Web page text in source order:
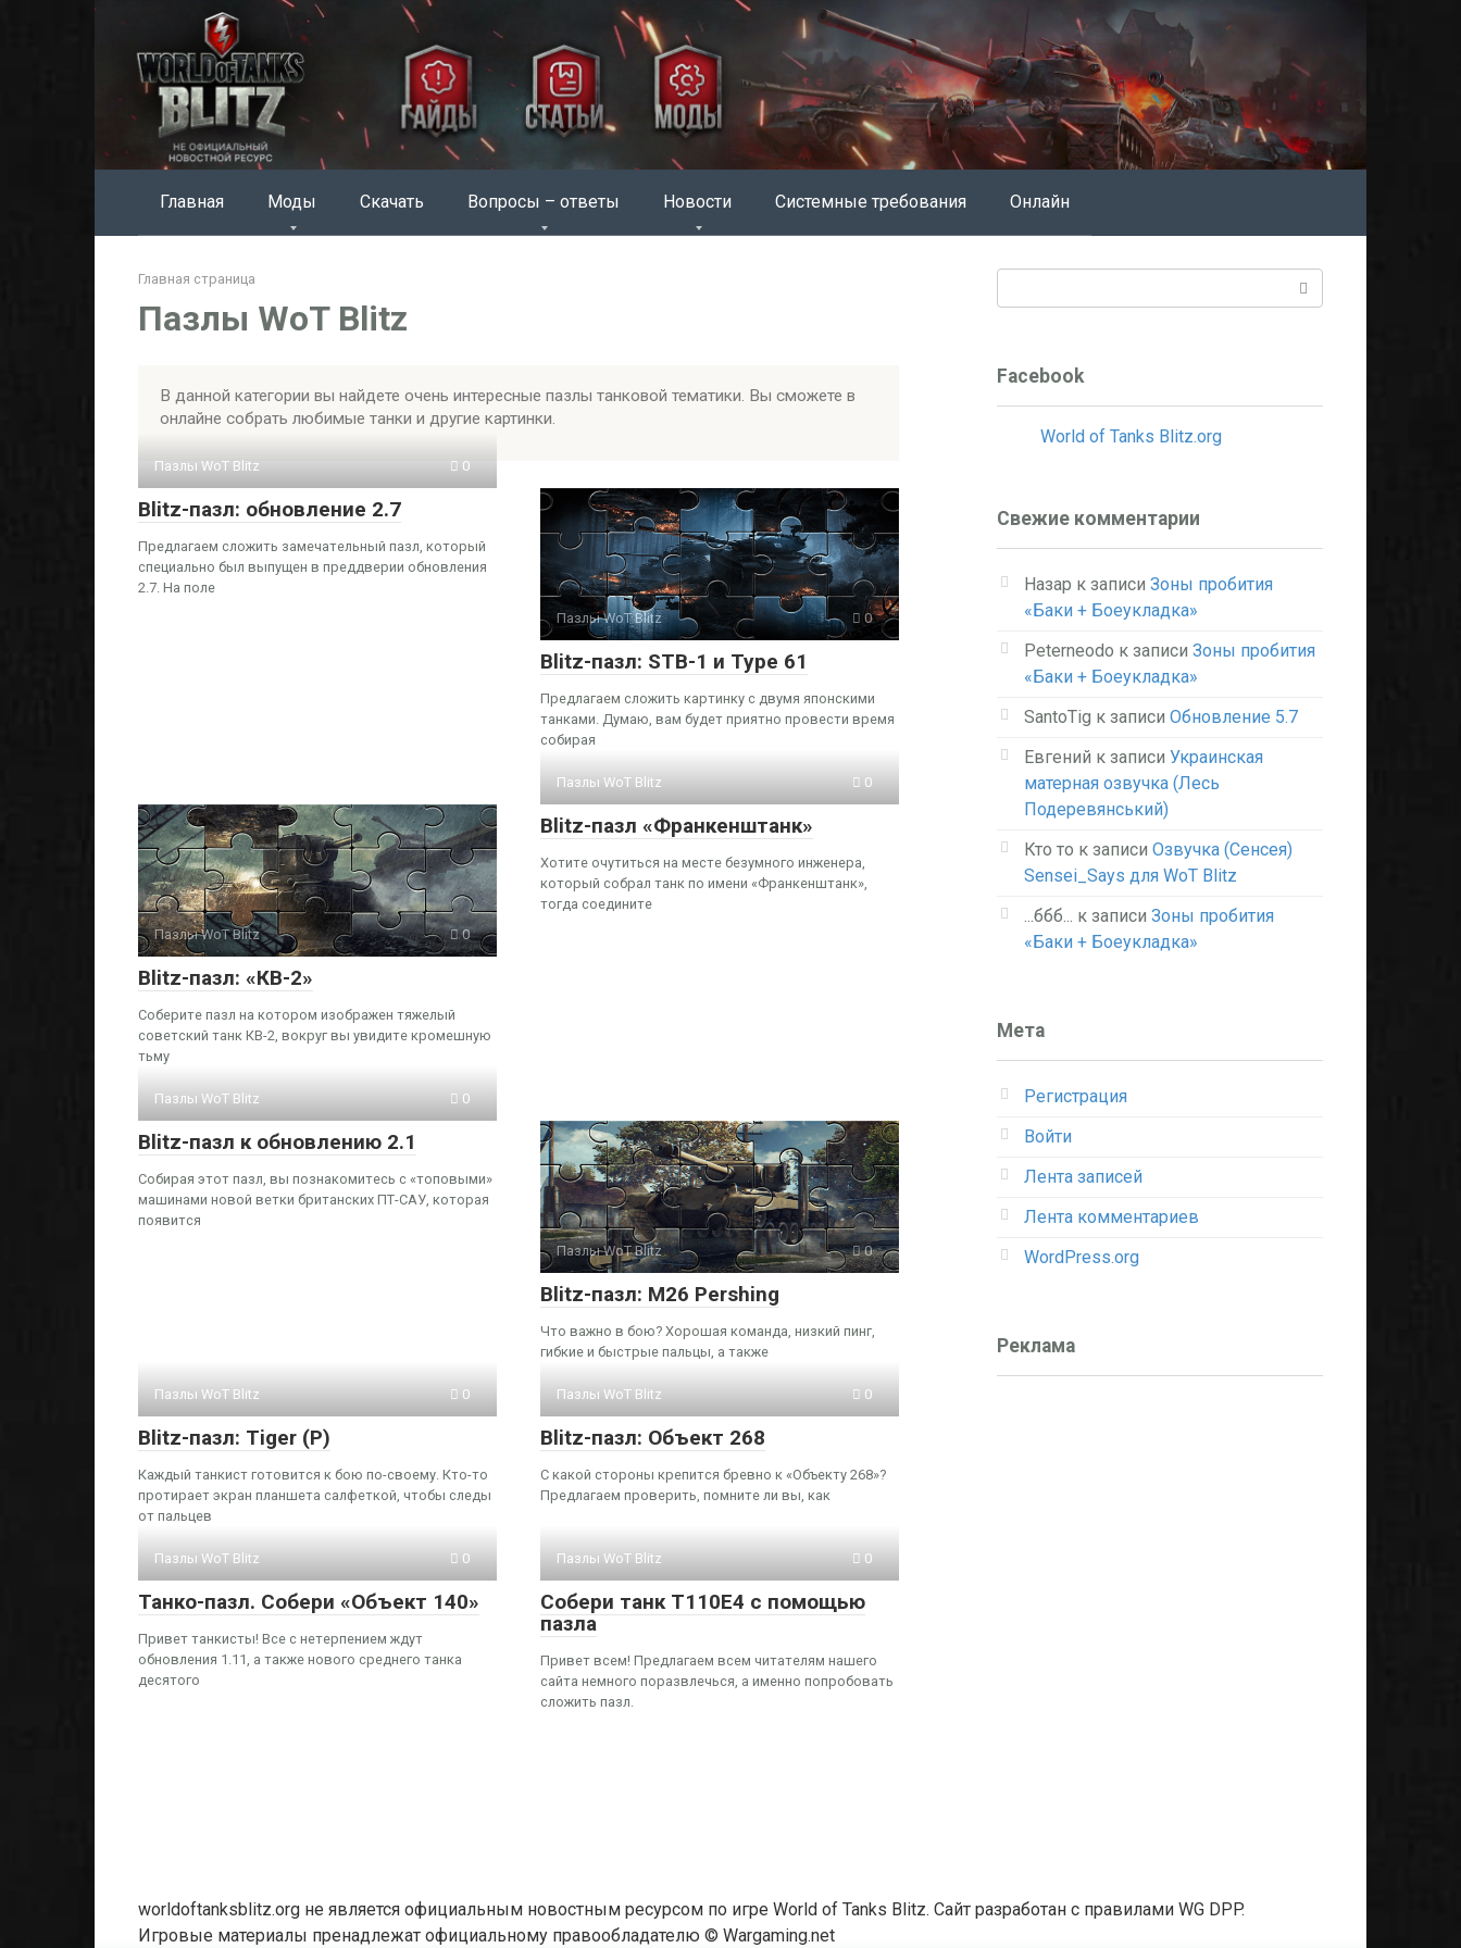
Главная Моды Скачать Вопросы – ответы Новости Системные требования Онлайн
Главная страница
Пазлы WoT Blitz
В данной категории вы найдете очень интересные пазлы танковой тематики. Вы сможете в
онлайне собрать любимые танки и другие картинки.
Пазлы WoT Blitz 0
Blitz-пазл: обновление 2.7
Предлагаем сложить замечательный пазл, который
специально был выпущен в преддверии обновления
2.7. На поле
Пазлы WoT Blitz
0
Blitz-пазл: STB-1 и Type 61
Предлагаем сложить картинку с двумя японскими
танками. Думаю, вам будет приятно провести время
собирая
Пазлы WoT Blitz 0
Blitz-пазл: «КВ-2»
Соберите пазл на котором изображен тяжелый
советский танк КВ-2, вокруг вы увидите кромешную
тьму
Пазлы WoT Blitz 0
Blitz-пазл «Франкенштанк»
Хотите очутиться на месте безумного инженера,
который собрал танк по имени «Франкенштанк»,
тогда соедините
Пазлы WoT Blitz 0
Blitz-пазл к обновлению 2.1
Собирая этот пазл, вы познакомитесь с «топовыми»
машинами новой ветки британских ПТ-САУ, которая
появится
Пазлы WoT Blitz
0
Blitz-пазл: M26 Pershing
Что важно в бою? Хорошая команда, низкий пинг,
гибкие и быстрые пальцы, а также
Пазлы WoT Blitz 0
Blitz-пазл: Tiger (P)
Каждый танкист готовится к бою по-своему. Кто-то
протирает экран планшета салфеткой, чтобы следы
от пальцев
Пазлы WoT Blitz 0
Blitz-пазл: Объект 268
С какой стороны крепится бревно к «Объекту 268»?
Предлагаем проверить, помните ли вы, как
Пазлы WoT Blitz 0
Танко-пазл. Собери «Объект 140»
Привет танкисты! Все с нетерпением ждут
обновления 1.11, а также нового среднего танка
десятого
Пазлы WoT Blitz 0
Собери танк T110E4 с помощью
пазла
Привет всем! Предлагаем всем читателям нашего
сайта немного поразвлечься, а именно попробовать
сложить пазл.
Facebook
World of Tanks Blitz.org
Свежие комментарии
Назар к записи Зоны пробития
«Баки + Боеукладка»
Peterneodo к записи Зоны пробития
«Баки + Боеукладка»
SantoTig к записи Обновление 5.7
Евгений к записи Украинская
матерная озвучка (Лесь
Подеревянський)
Кто то к записи Озвучка (Сенсея)
Sensei_Says для WoT Blitz
...ббб... к записи Зоны пробития
«Баки + Боеукладка»
Мета
Регистрация
Войти
Лента записей
Лента комментариев
WordPress.org
Реклама
worldoftanksblitz.org не является официальным новостным ресурсом по игре World of Tanks Blitz. Сайт разработан с правилами WG DPP.
Игровые материалы пренадлежат официальному правообладателю © Wargaming.net